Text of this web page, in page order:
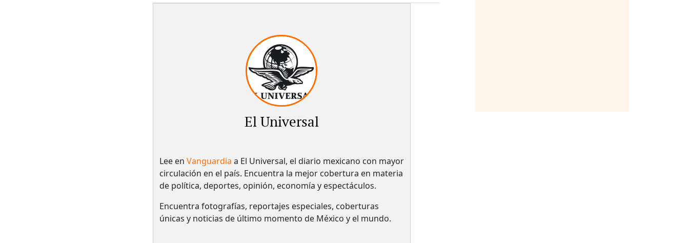
El Universal
Lee en Vanguardia a El Universal, el diario mexicano con mayor
circulación en el país.​ Encuentra la mejor cobertura en materia
de política, deportes, opinión, economía y espectáculos.
Encuentra fotografías, reportajes especiales, coberturas
únicas y noticias de último momento de México y el mundo.